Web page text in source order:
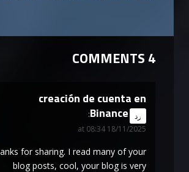
4 COMMENTS
creación de cuenta en
Binance
says:
18/11/2025 at 08:34
رد
for sharing. I read many of your
blog posts, cool, your blog is very